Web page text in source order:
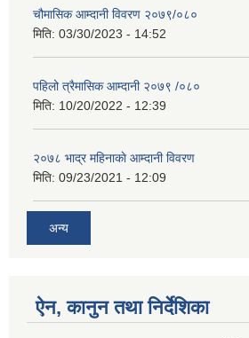
चौमासिक आम्दानी विवरण २०७९/०८०
मिति: 03/30/2023 - 14:52
पहिलो त्रैमासिक आम्दानी २०७९ /०८०
मिति: 10/20/2022 - 12:39
२०७८ भाद्र महिनाकाे आम्दानी विवरण
मिति: 09/23/2021 - 12:09
अन्य
ऐन, कानुन तथा निर्देशिका